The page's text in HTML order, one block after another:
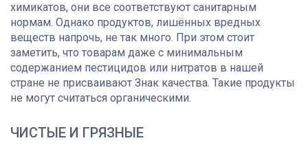
химикатов, они все соответствуют санитарным
нормам. Однако продуктов, лишённых вредных
веществ напрочь, не так много. При этом стоит
заметить, что товарам даже с минимальным
содержанием пестицидов или нитратов в нашей
стране не присваивают Знак качества. Такие продукты
не могут считаться органическими.
ЧИСТЫЕ И ГРЯЗНЫЕ